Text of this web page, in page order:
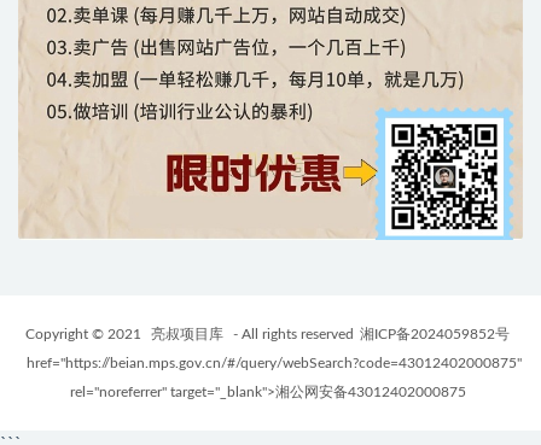
Copyright © 2021 亮叔项目库 - All rights reserved 湘ICP备2024059852号
href="https://beian.mps.gov.cn/#/query/webSearch?code=43012402000875"
rel="noreferrer" target="_blank">湘公网安备43012402000875